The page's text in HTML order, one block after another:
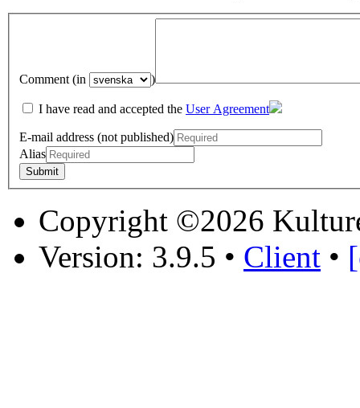
Comment (in )
I have read and accepted the User Agreement
E-mail address (not published)
Alias
Copyright ©2026
Version: 3.9.5 • Client •